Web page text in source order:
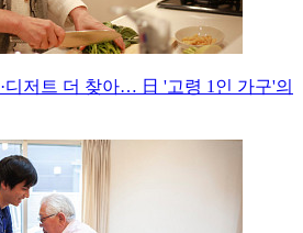
디저트 더 찾아… 日 '고령 1인 가구'의